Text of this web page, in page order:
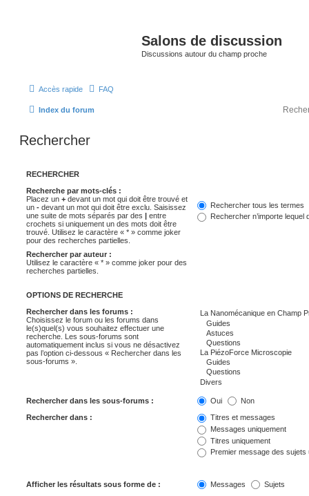
Salons de discussion
Discussions autour du champ proche
Accès rapide FAQ
Index du forum
Rechercher
RECHERCHER
Recherche par mots-clés :
Placez un + devant un mot qui doit être trouvé et
un - devant un mot qui doit être exclu. Saisissez
une suite de mots séparés par des | entre
crochets si uniquement un des mots doit être
trouvé. Utilisez le caractère « * » comme joker
pour des recherches partielles.
Rechercher tous les termes
Rechercher n’importe lequel
Rechercher par auteur :
Utilisez le caractère « * » comme joker pour des
recherches partielles.
OPTIONS DE RECHERCHE
Rechercher dans les forums :
Choisissez le forum ou les forums dans
le(s)quel(s) vous souhaitez effectuer une
recherche. Les sous-forums sont
automatiquement inclus si vous ne désactivez
pas l’option ci-dessous « Rechercher dans les
sous-forums ».
Rechercher dans les sous-forums : Oui Non
Rechercher dans :
Titres et messages
Messages uniquement
Titres uniquement
Premier message des sujets
Afficher les résultats sous forme de : Messages Sujets